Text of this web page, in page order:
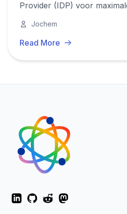
Provider (IDP) voor
Jochem
Read More
LinkedInGitHubRedditMastodon